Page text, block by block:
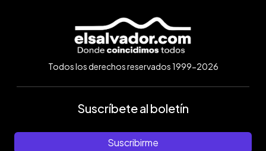
Todos los derechos reservados 1999-2026
Suscríbete al boletín
Suscribirme